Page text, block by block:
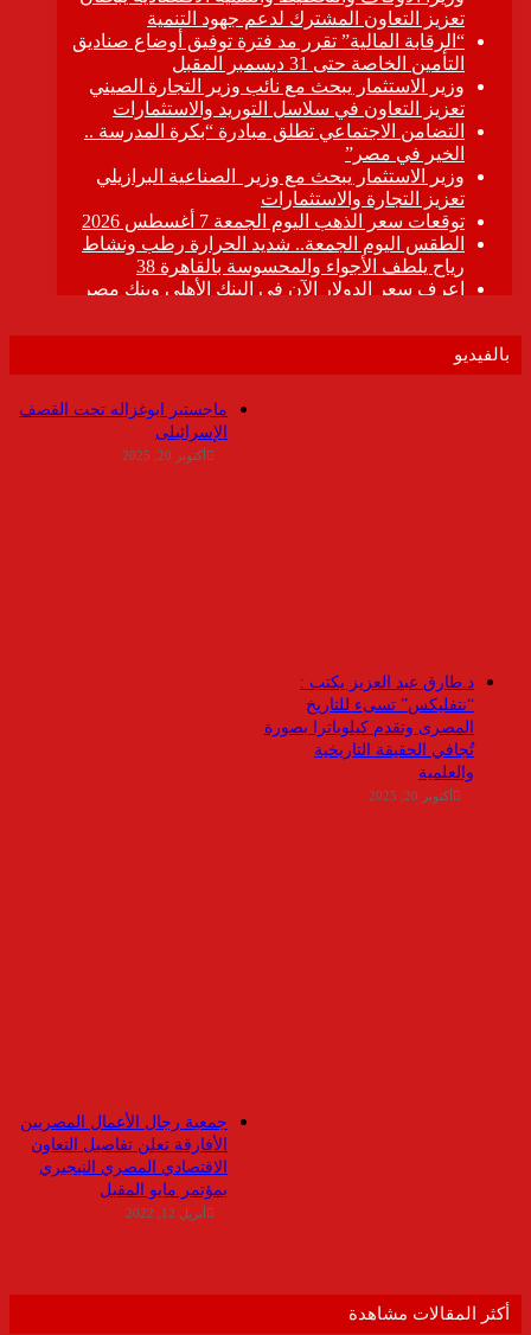
بالفيديو
ماجستير ابوغزاله تحت القصف
الإسرائيلى
أكتوبر 20, 2025
د.طارق عبد العزيز يكتب :
“نتفليكس” تسىء للتاريخ
المصرى وتقدم كيلوباترا بصورة
تُجافي الحقيقة التاريخية
والعلمية
أكتوبر 20, 2025
جمعية رجال الأعمال المصريين
الأفارقة تعلن تفاصيل التعاون
الاقتصادي المصري النيجيري
بمؤتمر مايو المقبل
أبريل 12, 2022
أكثر المقالات مشاهدة